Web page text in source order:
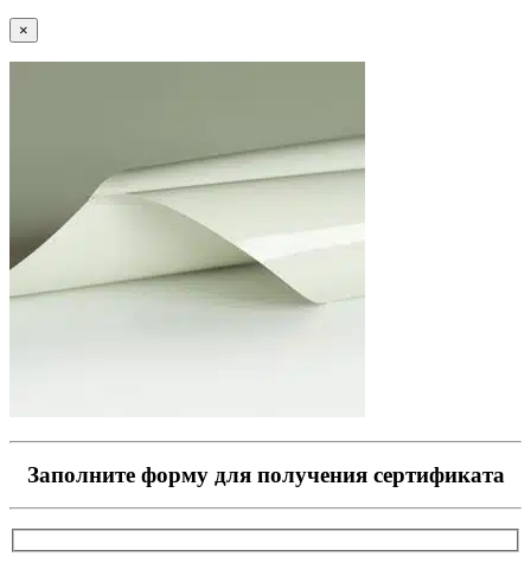
×
Заполните форму для получения сертификата